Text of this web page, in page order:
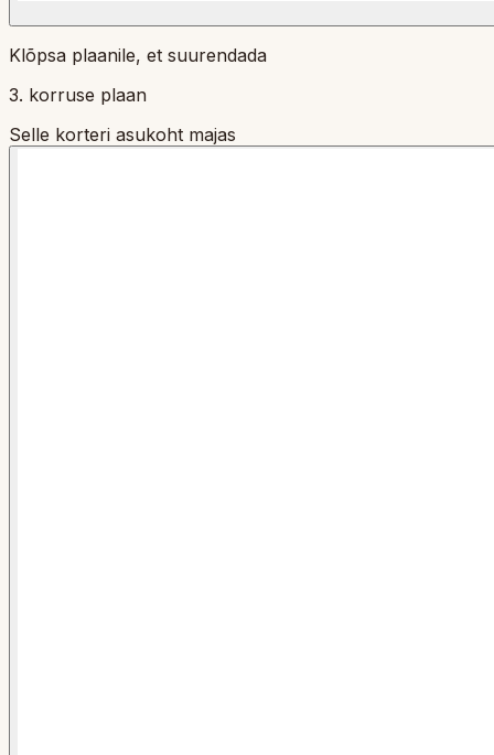
Klõpsa plaanile, et suurendada
3. korruse plaan
Selle korteri asukoht majas